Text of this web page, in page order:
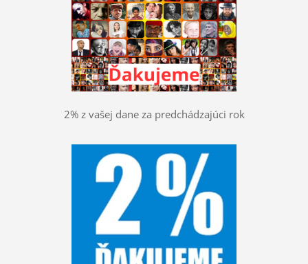
2% z vašej dane za predchádzajúci rok